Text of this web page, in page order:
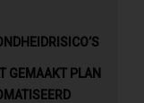
GEMAAKT PLAN